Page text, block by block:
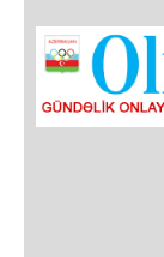
DIGƏR